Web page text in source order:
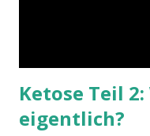
Ketose Teil
eigentlich?